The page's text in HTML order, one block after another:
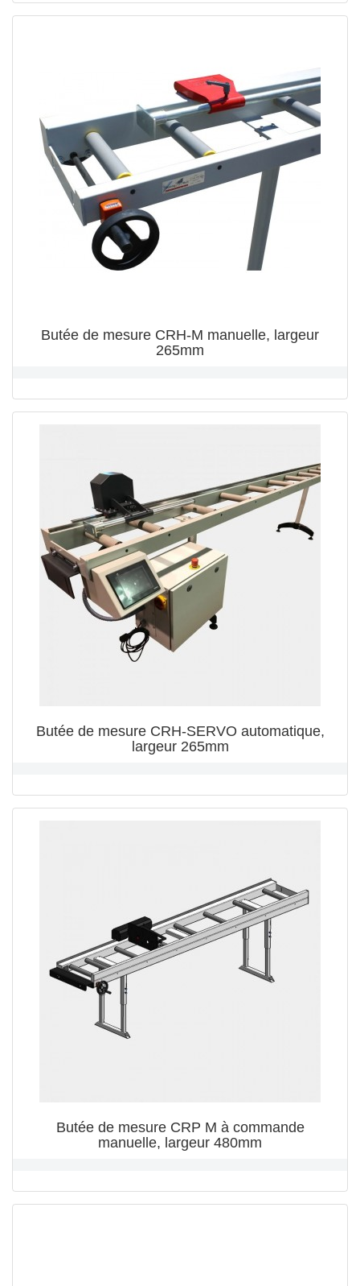
Butée de mesure CRH-M manuelle, largeur
265mm
Butée de mesure CRH-SERVO automatique,
largeur 265mm
Butée de mesure CRP M à commande
manuelle, largeur 480mm